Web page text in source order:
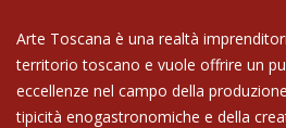
Arte Toscana è una realtà
territorio toscano e vuole offrire un
eccellenze nel campo della
tipicità enogastronomiche e della